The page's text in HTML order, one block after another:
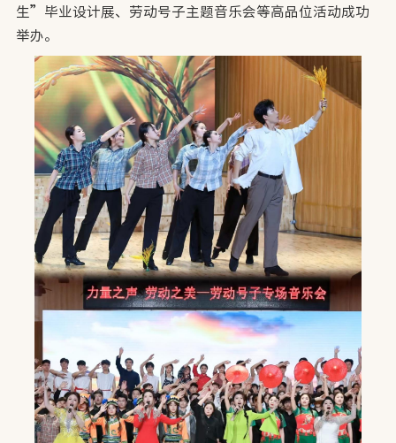
生”毕业设计展、劳动号子主题音乐会等高品位活动成功
举办。